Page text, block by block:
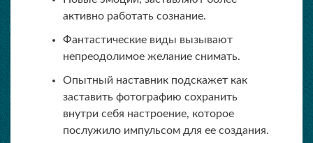
активно работать сознание.
Фантастические виды вызывают
непреодолимое желание снимать.
Опытный наставник подскажет как
заставить фотографию сохранить
внутри себя настроение, которое
послужило импульсом для ее создания.